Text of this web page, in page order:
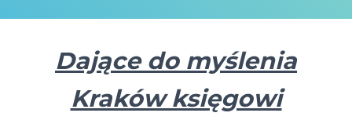
Dające do myślenia
Kraków księgowi